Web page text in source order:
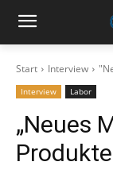
Start Interview
Interview Labor
„Neues